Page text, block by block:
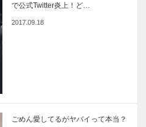
で公式Twitter炎上！ど…
2017.09.18
ごめん愛してるがヤバイって本当？